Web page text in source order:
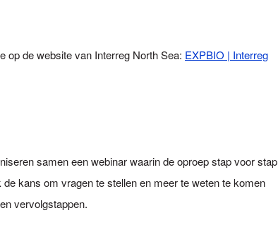
op de website van Interreg North Sea: EXPBIO | Interreg
samen een webinar waarin de oproep stap voor stap
kans om vragen te stellen en meer te weten te komen
vervolgstappen.